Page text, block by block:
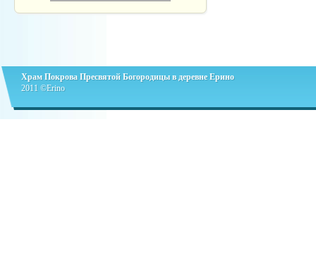
Храм Покрова Пресвятой Богородицы в деревне Ерино
2011 ©Erino